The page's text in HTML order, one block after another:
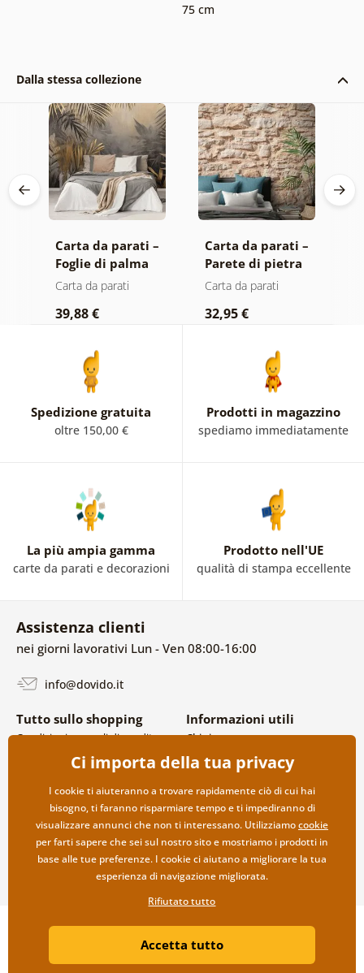
75 cm
Dalla stessa collezione
Carta da parati –
Foglie di palma
nella giungla
Carta da parati
39,88 €
Carta da parati –
Parete di pietra
Carta da parati
32,95 €
Spedizione gratuita
oltre 150,00 €
Prodotti in magazzino
spediamo immediatamente
La più ampia gamma
carte da parati e decorazioni
Prodotto nell'UE
qualità di stampa eccellente
Assistenza clienti
nei giorni lavorativi Lun - Ven 08:00-16:00
info@dovido.it
Tutto sullo shopping
Condizioni generali di vendita e
Politica sulla privacy
Opzioni di spedizione e
pagamento
Reso della merce
Informazioni utili
Chi siamo
FAQ
Contatti
Collaborazione all’ingrosso
Copyright ©2019 © Dovido.it.
Litvanyi.sk| Negozio online creato da
Ci importa della tua privacy
I cookie ti aiuteranno a trovare rapidamente ciò di cui hai
bisogno, ti faranno risparmiare tempo e ti impediranno di
visualizzare annunci che non ti interessano. Utilizziamocookie
per farti sapere che sei sul nostro sito e mostriamo i prodotti in
base alle tue preferenze. I cookie ci aiutano a migliorare la tua
esperienza di navigazione migliorata.
Rifiutato tutto
Accetta tutto